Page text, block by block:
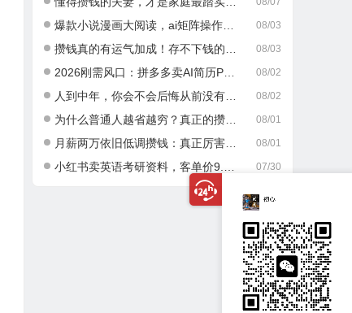
08/03
爆款小说漫画大阅读，ai矩阵操作，当天可见收益，号称日入400+
08/03
攒钱真的有运气加成！存不下钱的人，大多栽在这一点
08/02
2026刚需风口：拼多多卖AI简历PPT，可矩阵放大，小白也能干，日入700+！
08/02
人到中年，你会不会后悔从前没有好好攒钱？
08/01
为什么普通人越省越穷？真正的攒钱逻辑很多人都搞错了
08/01
月薪两万依旧低调攒钱：真正厉害的成年人，从不乱消费
07/30
小红书卖英语考研资料，客单价9.9，250天卖了16w!